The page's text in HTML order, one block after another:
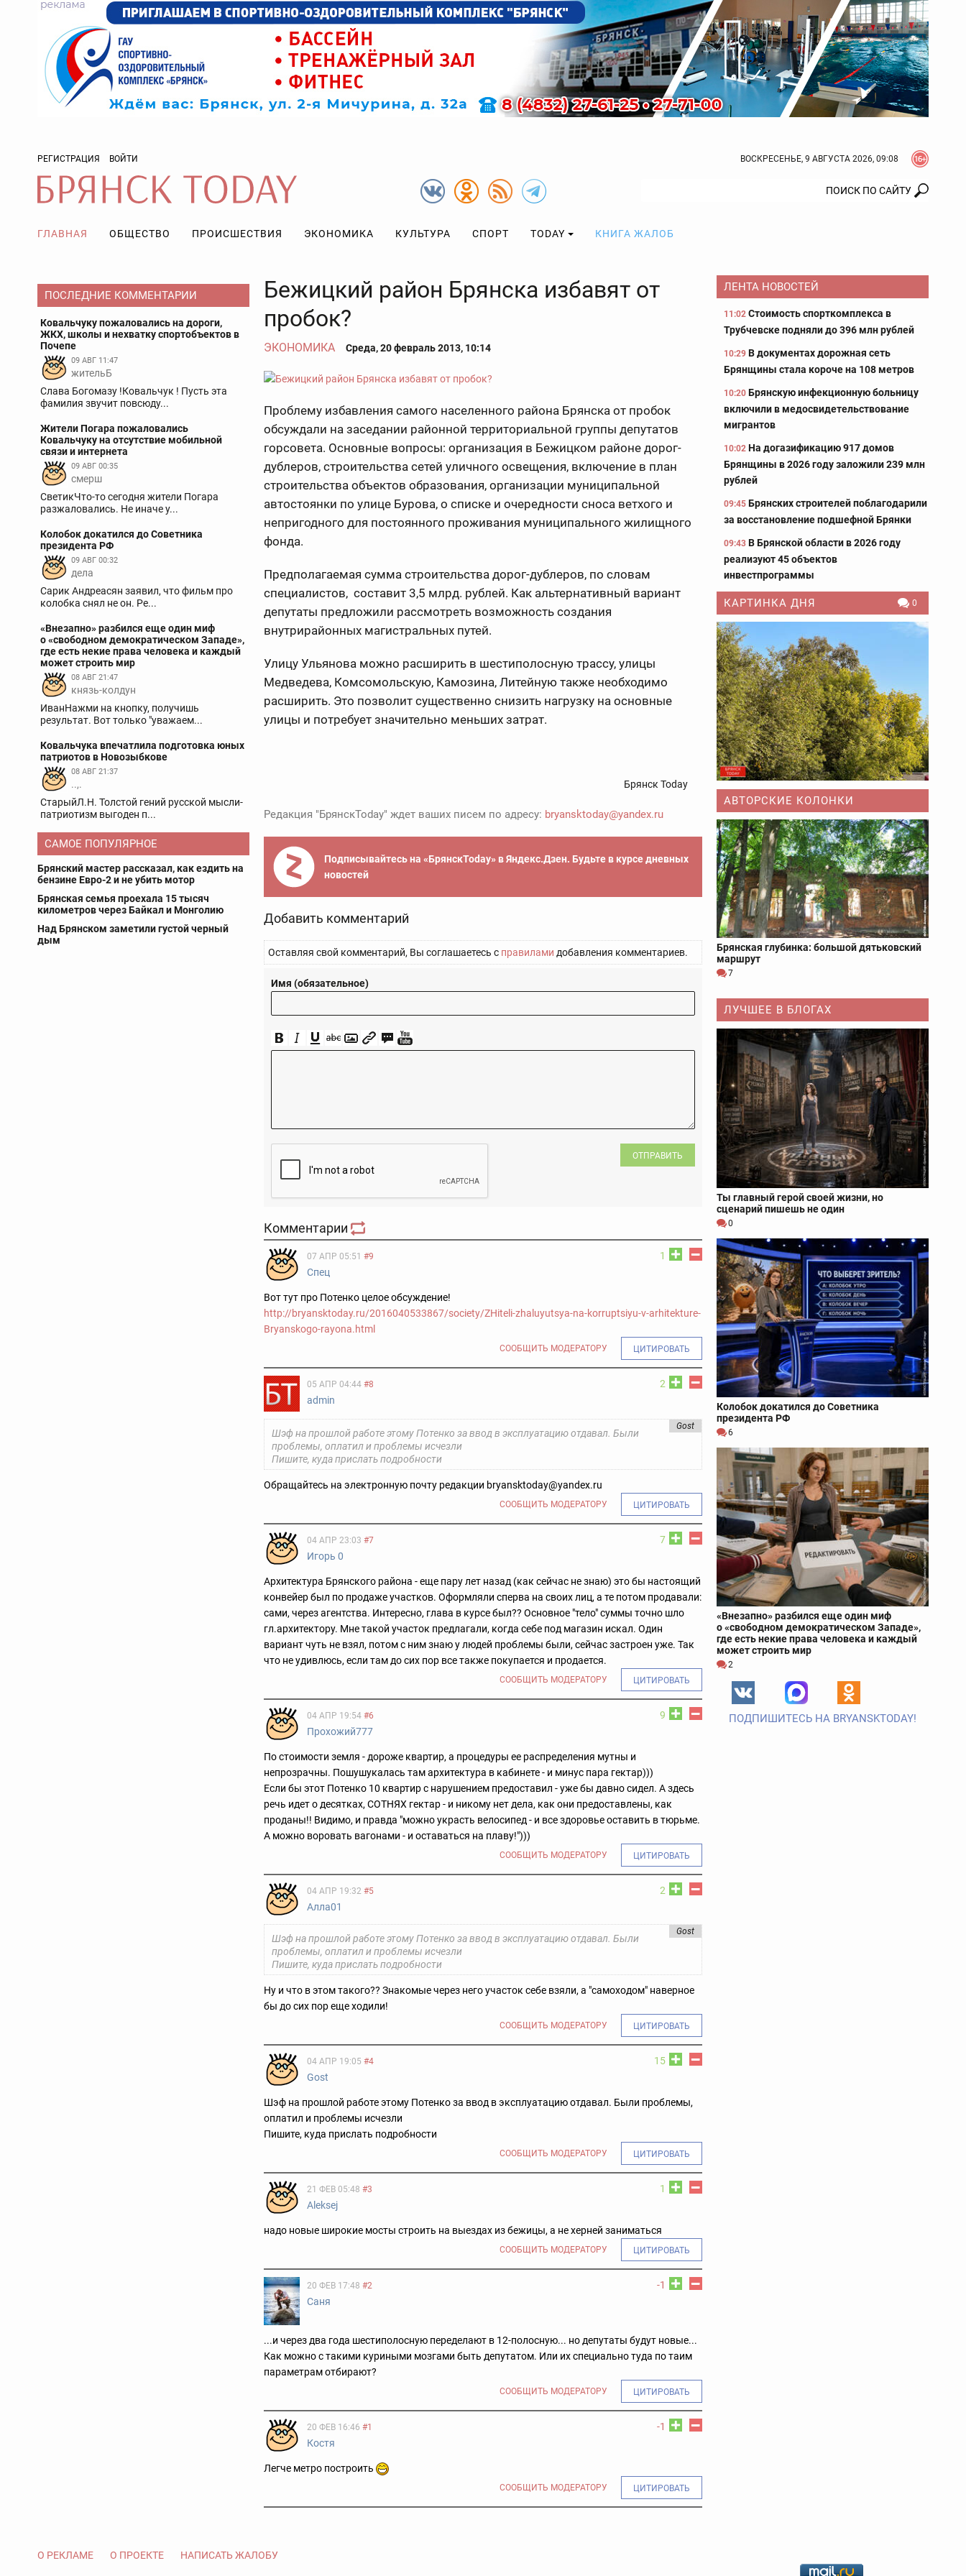
РЕГИСТРАЦИЯ ВОЙТИ ВОСКРЕСЕНЬЕ, 9 АВГУСТА 2026, 09:08
ГЛАВНАЯ ОБЩЕСТВО ПРОИСШЕСТВИЯ ЭКОНОМИКА КУЛЬТУРА СПОРТ TODAY КНИГА ЖАЛОБ
ПОСЛЕДНИЕ КОММЕНТАРИИ
Ковальчуку пожаловались на дороги,
ЖКХ, школы и нехватку спортобъектов в
Почепе
09 АВГ 11:47
жительБ
Слава Богомазу !Ковальчук ! Пусть эта
фамилия звучит повсюду...
Жители Погара пожаловались
Ковальчуку на отсутствие мобильной
связи и интернета
09 АВГ 00:35
смерш
СветикЧто-то сегодня жители Погара
разжаловались. Не иначе у...
Колобок докатился до Советника
президента РФ
09 АВГ 00:32
дела
Сарик Андреасян заявил, что фильм про
колобка снял не он. Ре...
«Внезапно» разбился еще один миф
о «свободном демократическом Западе»,
где есть некие права человека и каждый
может строить мир
08 АВГ 21:47
князь-колдун
ИванНажми на кнопку, получишь
результат. Вот только "уважаем...
Ковальчука впечатлила подготовка юных
патриотов в Новозыбкове
08 АВГ 21:37
..,.
СтарыйЛ.Н. Толстой гений русской мысли-
патриотизм выгоден п...
САМОЕ ПОПУЛЯРНОЕ
Брянский мастер рассказал, как ездить на
бензине Евро-2 и не убить мотор
Брянская семья проехала 15 тысяч
километров через Байкал и Монголию
Над Брянском заметили густой черный
дым
Бежицкий район Брянска избавят от
пробок?
ЭКОНОМИКА Среда, 20 февраль 2013, 10:14
Проблему избавления самого населенного района Брянска от пробок
обсуждали на заседании районной территориальной группы депутатов
горсовета. Основные вопросы: организация в Бежицком районе дорог-
дублеров, строительства сетей уличного освещения, включение в план
строительства объектов образования, организации муниципальной
автостоянки по улице Бурова, о списке и очередности сноса ветхого и
непригодного для постоянного проживания муниципального жилищного
фонда.
Предполагаемая сумма строительства дорог-дублеров, по словам
специалистов, составит 3,5 млрд. рублей. Как альтернативный вариант
депутаты предложили рассмотреть возможность создания
внутрирайонных магистральных путей.
Улицу Ульянова можно расширить в шестиполосную трассу, улицы
Медведева, Комсомольскую, Камозина, Литейную также необходимо
расширить. Это позволит существенно снизить нагрузку на основные
улицы и потребует значительно меньших затрат.
Брянск Today
Редакция "БрянскToday" ждет ваших писем по адресу: bryansktoday@yandex.ru
Подписывайтесь на «БрянскToday» в Яндекс.Дзен. Будьте в курсе дневных
новостей
Добавить комментарий
Оставляя свой комментарий, Вы соглашаетесь с правилами добавления комментариев.
Имя (обязательное)
ОТПРАВИТЬ
Комментарии
1
07 АПР 05:51 #9
Спец
Вот тут про Потенко целое обсуждение!
http://bryansktoday.ru/2016040533867/society/ZHiteli-zhaluyutsya-na-korruptsiyu-v-arhitekture-
Bryanskogo-rayona.html
СООБЩИТЬ МОДЕРАТОРУ ЦИТИРОВАТЬ
2
05 АПР 04:44 #8
admin
Gost
Шэф на прошлой работе этому Потенко за ввод в эксплуатацию отдавал. Были
проблемы, оплатил и проблемы исчезли
Пишите, куда прислать подробности
Обращайтесь на электронную почту редакции bryansktoday@yandex.ru
СООБЩИТЬ МОДЕРАТОРУ ЦИТИРОВАТЬ
7
04 АПР 23:03 #7
Игорь 0
Архитектура Брянского района - еще пару лет назад (как сейчас не знаю) это бы настоящий
конвейер был по продаже участков. Оформляли сперва на своих лиц, а те потом продавали:
сами, через агентства. Интересно, глава в курсе был?? Основное "тело" суммы точно шло
гл.архитектору. Мне такой участок предлагали, когда себе под магазин искал. Один
вариант чуть не взял, потом с ним знаю у людей проблемы были, сейчас застроен уже. Так
что не удивлюсь, если там до сих пор все также покупается и продается.
СООБЩИТЬ МОДЕРАТОРУ ЦИТИРОВАТЬ
9
04 АПР 19:54 #6
Прохожий777
По стоимости земля - дороже квартир, а процедуры ее распределения мутны и
непрозрачны. Пошушукалась там архитектура в кабинете - и минус пара гектар)))
Если бы этот Потенко 10 квартир с нарушением предоставил - уже бы давно сидел. А здесь
речь идет о десятках, СОТНЯХ гектар - и никому нет дела, как они предоставлены, как
проданы!! Видимо, и правда "можно украсть велосипед - и все здоровье оставить в тюрьме.
А можно воровать вагонами - и оставаться на плаву!")))
СООБЩИТЬ МОДЕРАТОРУ ЦИТИРОВАТЬ
2
04 АПР 19:32 #5
Алла01
Gost
Шэф на прошлой работе этому Потенко за ввод в эксплуатацию отдавал. Были
проблемы, оплатил и проблемы исчезли
Пишите, куда прислать подробности
Ну и что в этом такого?? Знакомые через него участок себе взяли, а "самоходом" наверное
бы до сих пор еще ходили!
СООБЩИТЬ МОДЕРАТОРУ ЦИТИРОВАТЬ
15
04 АПР 19:05 #4
Gost
Шэф на прошлой работе этому Потенко за ввод в эксплуатацию отдавал. Были проблемы,
оплатил и проблемы исчезли
Пишите, куда прислать подробности
СООБЩИТЬ МОДЕРАТОРУ ЦИТИРОВАТЬ
1
21 ФЕВ 05:48 #3
Aleksej
надо новые широкие мосты строить на выездах из бежицы, а не херней заниматься
СООБЩИТЬ МОДЕРАТОРУ ЦИТИРОВАТЬ
-1
20 ФЕВ 17:48 #2
Саня
...и через два года шестиполосную переделают в 12-полосную... но депутаты будут новые...
Как можно с такими куриными мозгами быть депутатом. Или их специально туда по таим
параметрам отбирают?
СООБЩИТЬ МОДЕРАТОРУ ЦИТИРОВАТЬ
-1
20 ФЕВ 16:46 #1
Костя
Легче метро построить
СООБЩИТЬ МОДЕРАТОРУ ЦИТИРОВАТЬ
ЛЕНТА НОВОСТЕЙ
11:02 Стоимость спорткомплекса в
Трубчевске подняли до 396 млн рублей
10:29 В документах дорожная сеть
Брянщины стала короче на 108 метров
10:20 Брянскую инфекционную больницу
включили в медосвидетельствование
мигрантов
10:02 На догазификацию 917 домов
Брянщины в 2026 году заложили 239 млн
рублей
09:45 Брянских строителей поблагодарили
за восстановление подшефной Брянки
09:43 В Брянской области в 2026 году
реализуют 45 объектов
инвестпрограммы
КАРТИНКА ДНЯ 0
АВТОРСКИЕ КОЛОНКИ
Брянская глубинка: большой дятьковский
маршрут
7
ЛУЧШЕЕ В БЛОГАХ
Ты главный герой своей жизни, но
сценарий пишешь не один
0
Колобок докатился до Советника
президента РФ
6
«Внезапно» разбился еще один миф
о «свободном демократическом Западе»,
где есть некие права человека и каждый
может строить мир
2
ПОДПИШИТЕСЬ НА BRYANSKTODAY!
О РЕКЛАМЕ О ПРОЕКТЕ НАПИСАТЬ ЖАЛОБУ